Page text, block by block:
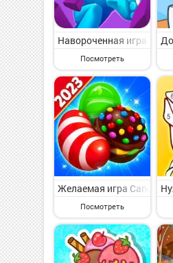
Навороченная игра
Посмотреть
Желаемая игра Candy
Посмотреть